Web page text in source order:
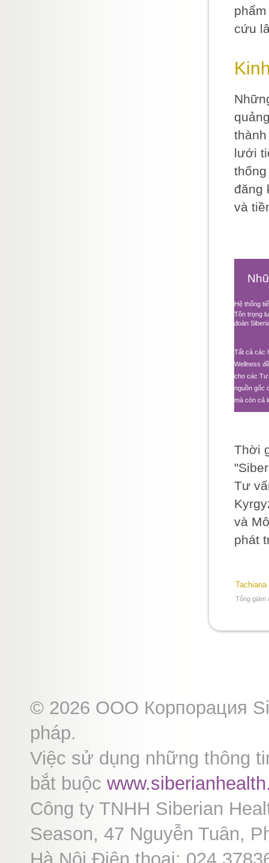
cứu
lưới
đăng
và
Hệ thống
Tôn trọng
đoàn
Tất cả các
Wellness
cho các Tư
nguồn gốc
mà còn cả
Thời
Tư
và
phát
Tổng giám
© 2026 ООО Корпорация
pháp.
Việc sử dụng những thông
bắt buộc
Công ty TNHH Siberian
Season, 47 Nguyễn Tuân,